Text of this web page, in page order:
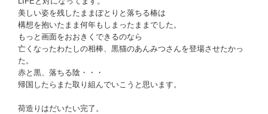
美しい姿を残したままぽとりと落ちる椿は
構想を抱いたまま何年もしまったままでした。
もっと画面をおおきくできるのなら
亡くなったわたしの相棒、黒猫のあんみつさんを登場させたかっ
た。
赤と黒、落ちる陰・・・
帰国したらまた取り組んでいこうと思います。
荷造りはだいたい完了。